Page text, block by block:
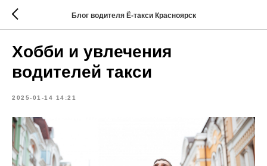
Блог водителя Ё-такси Красноярск
Хобби и увлечения
водителей такси
2025-01-14 14:21